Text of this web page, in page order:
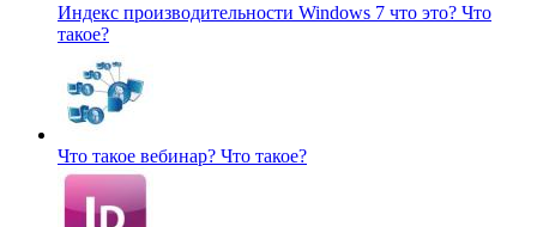
Индекс производительности Windows 7 что это? Что
такое?
Что такое вебинар? Что такое?